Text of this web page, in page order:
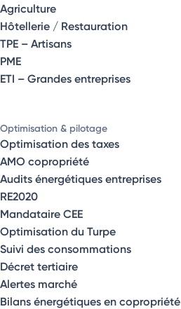
Agriculture
Hôtellerie / Restauration
TPE – Artisans
PME
ETI – Grandes entreprises
Optimisation & pilotage
Optimisation des taxes
AMO copropriété
Audits énergétiques entreprises
RE2020
Mandataire CEE
Optimisation du Turpe
Suivi des consommations
Décret tertiaire
Alertes marché
Bilans énergétiques en copropriété